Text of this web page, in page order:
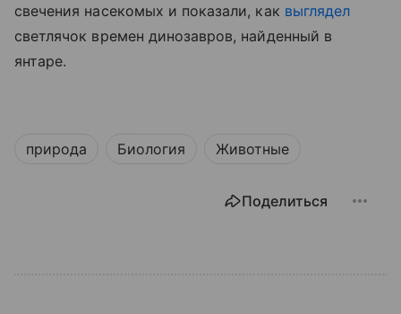
свечения насекомых и показали, как выглядел
светлячок времен динозавров, найденный в
янтаре.
природа Биология Животные
Поделиться